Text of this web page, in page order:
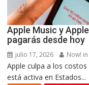
Apple Music y
pagarás desde hoy
julio 17, 2026 Now! in
Apple culpa a los
está activa en Estados...